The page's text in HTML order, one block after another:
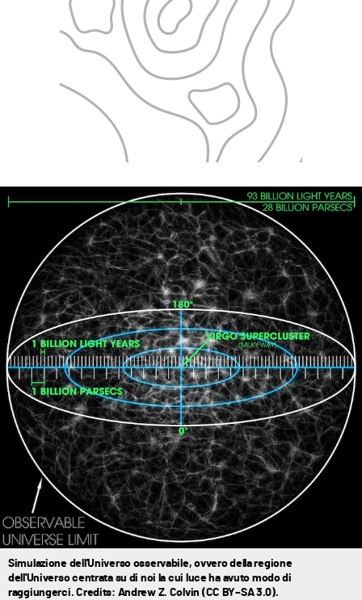
Simulazione dell'Universo osservabile, ovvero della regione
dell'Universo centrata su di noi la cui luce ha avuto modo di
raggiungerci. Credits: Andrew Z. Colvin (CC BY–SA 3.0).